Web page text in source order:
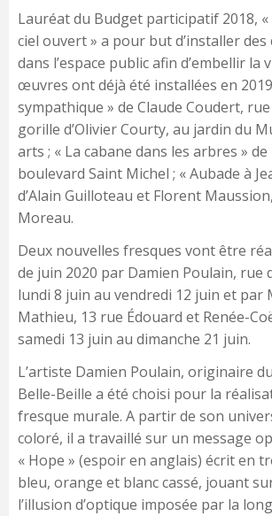
Lauréat du Budget participatif 2018, «
ciel ouvert » a pour but d’installer
dans l’espace public afin d’embellir la
œuvres ont déjà été installées en
sympathique » de Claude Coudert,
gorille d’Olivier Courty, au jardin du
arts ; « La cabane dans les arbres »
boulevard Saint Michel ; « Aubade à
d’Alain Guilloteau et Florent
Moreau.
Deux nouvelles fresques vont être
de juin 2020 par Damien Poulain, rue
lundi 8 juin au vendredi 12 juin et par
Mathieu, 13 rue Édouard et Renée-
samedi 13 juin au dimanche 21 juin.
L’artiste Damien Poulain, originaire
Belle-Beille a été choisi pour la
fresque murale. A partir de son
coloré, il a travaillé sur un message
« Hope » (espoir en anglais) écrit en
bleu, orange et blanc cassé, jouant
l’illusion d’optique imposée par la